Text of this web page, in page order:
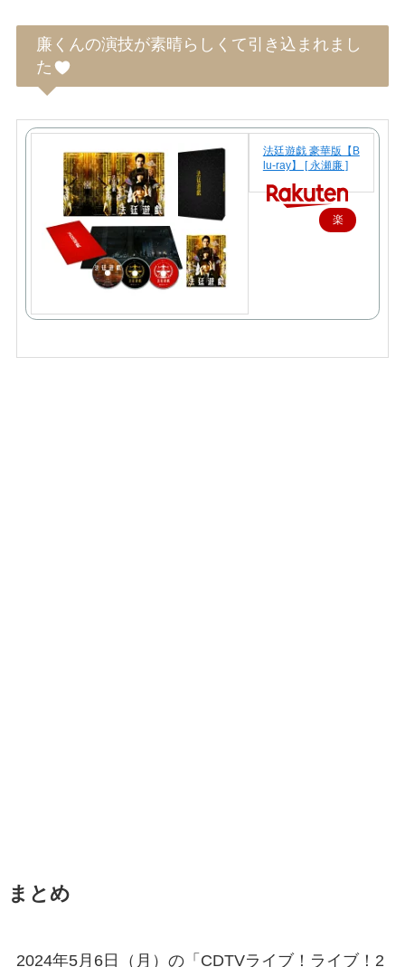
廉くんの演技が素晴らしくて引き込まれまし
た
法廷遊戯 豪華版【B
lu-ray】 [ 永瀬廉 ]
楽
入
まとめ
2024年5月6日（月）の「CDTVライブ！ライブ！2